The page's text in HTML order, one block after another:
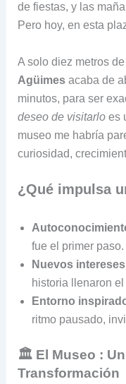
de fiestas, y las
Pero hoy, en esta
A solo diez metros de
Agüimesacaba de
minutos, para ser
deseo de visitarloes
museo me habría
curiosidad,
¿Qué impulsa
fue el primer paso.
Nuevos intereses
historia llenaron
Entorno
ritmo pausado,
🏛️ El Museo :
Transformación